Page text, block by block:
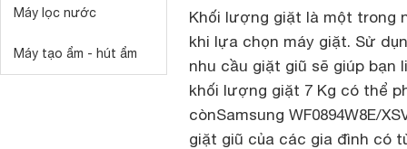
Máy lọc nước
Máy tạo ẩm - hút ẩm
Khối lượng giặt là một trong
khi lựa chọn máy giặt. Sử
nhu cầu giặt giũ sẽ giúp bạn
khối lượng giặt 7 Kg có thể
cònSamsung WF0894W8E/
giặt giũ của các gia đình có